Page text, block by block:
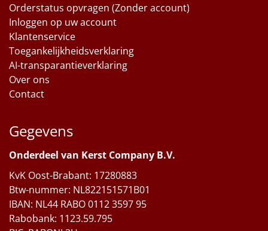
Orderstatus opvragen (Zonder account)
Inloggen op uw account
Klantenservice
Toegankelijkheidsverklaring
AI-transparantieverklaring
Over ons
Contact
Gegevens
Onderdeel van Kerst Company B.V.
KvK Oost-Brabant: 17280883
Btw-nummer: NL822151571B01
IBAN: NL44 RABO 0112 3597 95
Rabobank: 1123.59.795